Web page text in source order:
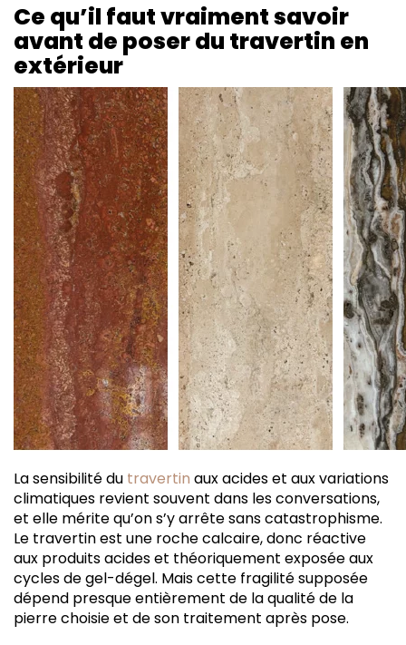
Ce qu’il faut vraiment savoir
avant de poser du travertin en
extérieur
La sensibilité du travertin aux acides et aux variations
climatiques revient souvent dans les conversations,
et elle mérite qu’on s’y arrête sans catastrophisme.
Le travertin est une roche calcaire, donc réactive
aux produits acides et théoriquement exposée aux
cycles de gel-dégel. Mais cette fragilité supposée
dépend presque entièrement de la qualité de la
pierre choisie et de son traitement après pose.